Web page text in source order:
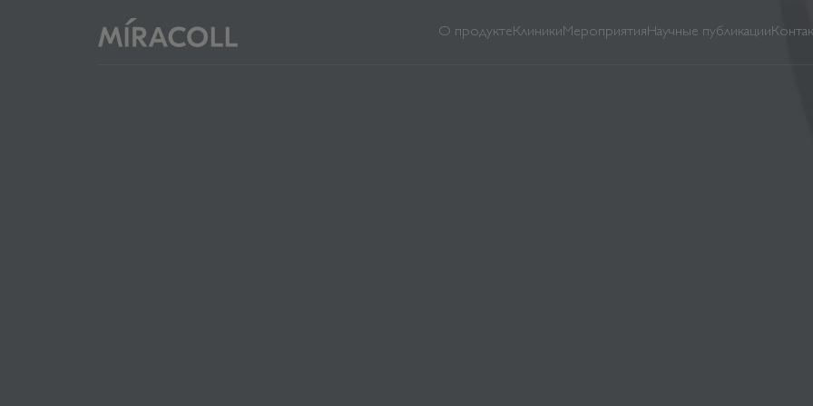
О продукте Клиники Мероприятия Научные публикации